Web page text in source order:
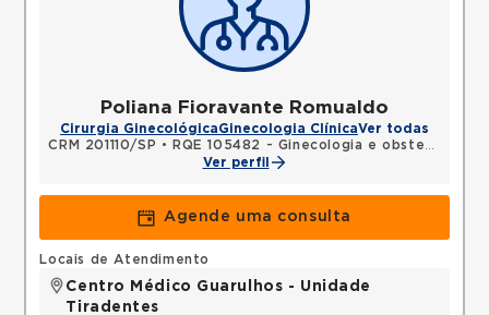
Poliana Fioravante Romualdo
Cirurgia GinecológicaGinecologia ClínicaVer todas
CRM 201110/SP •
RQE 105482 - Ginecologia e obstetrícia
Ver perfil
Agende uma consulta
Locais de Atendimento
Centro Médico Guarulhos - Unidade
Tiradentes